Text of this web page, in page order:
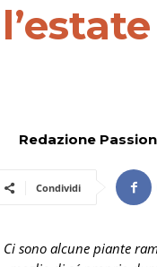
Redazione
Condividi
Ci sono alcune piante